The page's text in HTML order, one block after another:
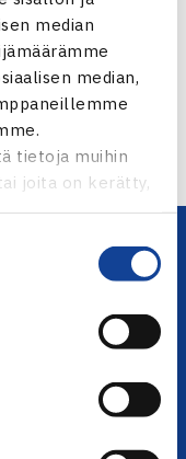
median
median,
tietoja muihin
joita on kerätty,
→
Helsinki